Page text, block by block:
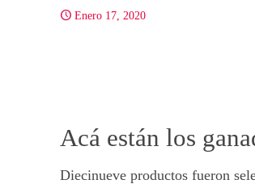
Enero 17, 2020
Acá están los
Diecinueve productos fueron